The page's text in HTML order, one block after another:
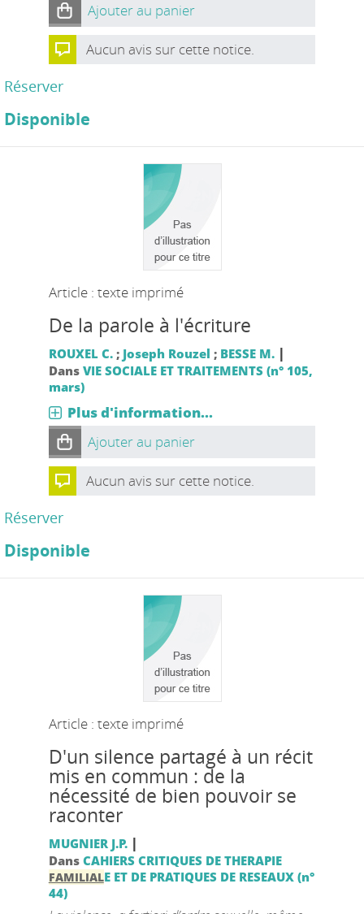
Ajouter au panier
Aucun avis sur cette notice.
Réserver
Disponible
Article : texte imprimé
De la parole à l'écriture
ROUXEL C.; Joseph Rouzel ; BESSE M. |
Dans VIE SOCIALE ET TRAITEMENTS (n° 105,
mars)
Plus d'information...
Ajouter au panier
Aucun avis sur cette notice.
Réserver
Disponible
Article : texte imprimé
D'un silence partagé à un récit
mis en commun : de la
nécessité de bien pouvoir se
raconter
MUGNIER J.P. |
Dans CAHIERS CRITIQUES DE THERAPIE
FAMILIALE ET DE PRATIQUES DE RESEAUX (n°
44)